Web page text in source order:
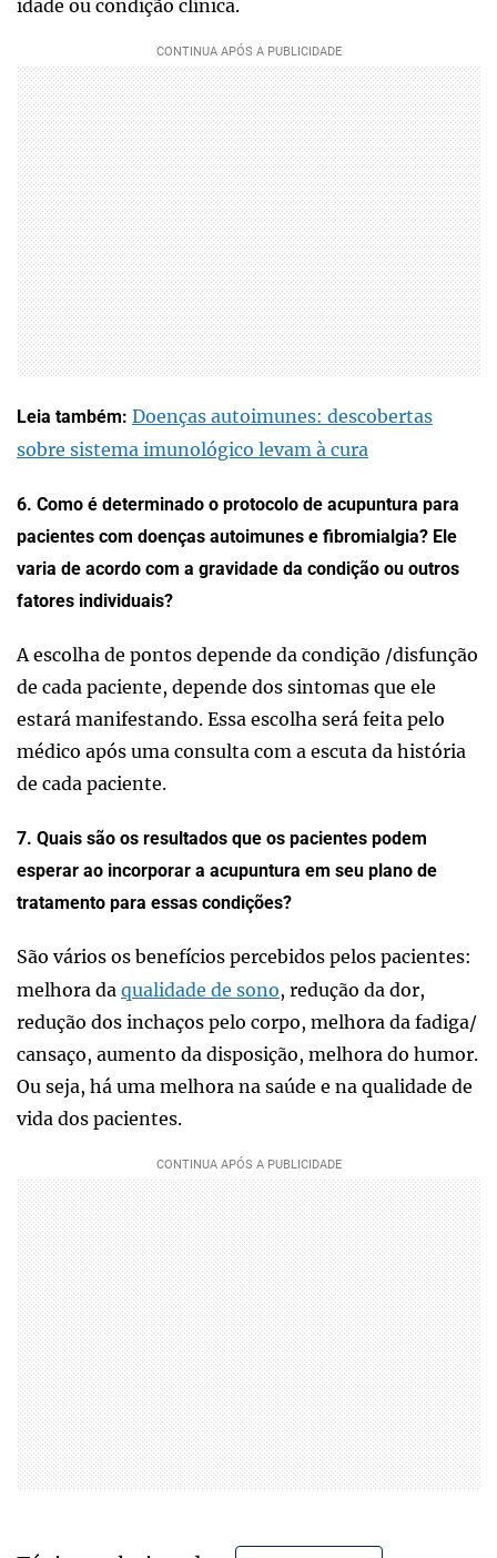
idade ou condição clínica.
Leia também: Doenças autoimunes: descobertas
sobre sistema imunológico levam à cura
6. Como é determinado o protocolo de acupuntura para
pacientes com doenças autoimunes e fibromialgia? Ele
varia de acordo com a gravidade da condição ou outros
fatores individuais?
A escolha de pontos depende da condição /disfunção
de cada paciente, depende dos sintomas que ele
estará manifestando. Essa escolha será feita pelo
médico após uma consulta com a escuta da história
de cada paciente.
7. Quais são os resultados que os pacientes podem
esperar ao incorporar a acupuntura em seu plano de
tratamento para essas condições?
São vários os benefícios percebidos pelos pacientes:
melhora da qualidade de sono, redução da dor,
redução dos inchaços pelo corpo, melhora da fadiga/
cansaço, aumento da disposição, melhora do humor.
Ou seja, há uma melhora na saúde e na qualidade de
vida dos pacientes.